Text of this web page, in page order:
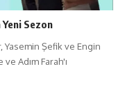
Sezon
Şefik ve Engin
Adım Farah'ı